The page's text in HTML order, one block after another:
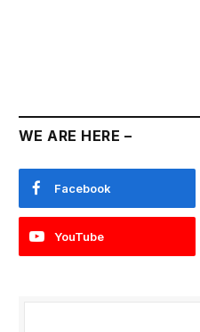
WE ARE HERE –
Facebook
YouTube